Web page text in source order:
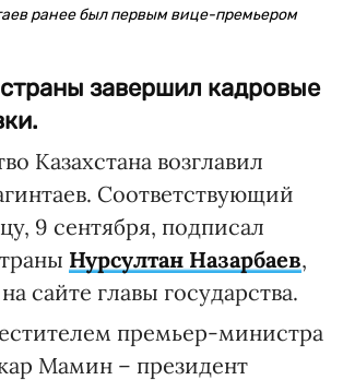
ранее был первым вице-премьером
завершил кадровые
Казахстана возглавил
Соответствующий
9 сентября, подписал
Нурсултан Назарбаев,
сайте главы государства.
премьер-министра
Мамин – президент